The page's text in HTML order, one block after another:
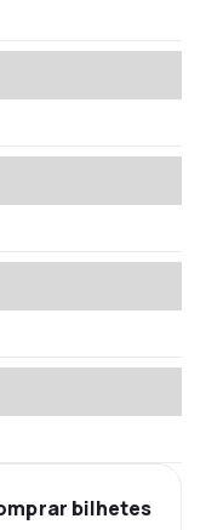
bilhetes